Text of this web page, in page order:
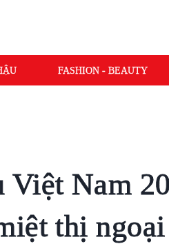
FASHION - BEAUTY
Việt Nam
thị